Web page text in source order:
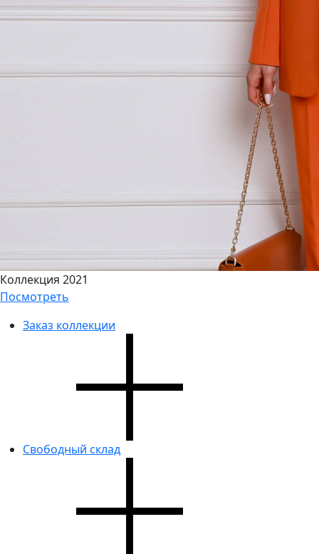
Коллекция 2021
Посмотреть
Заказ коллекции
Свободный склад